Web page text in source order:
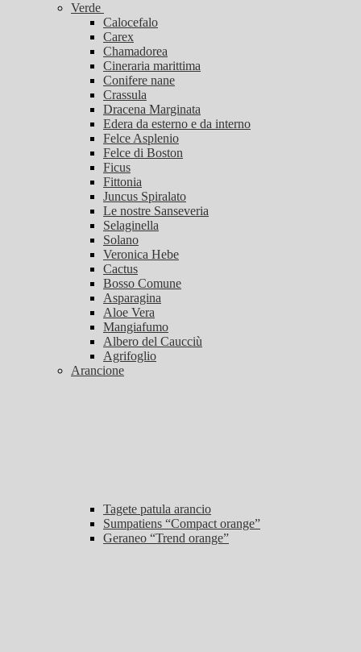
Verde
Calocefalo
Carex
Chamadorea
Cineraria marittima
Conifere nane
Crassula
Dracena Marginata
Edera da esterno e da interno
Felce Asplenio
Felce di Boston
Ficus
Fittonia
Juncus Spiralato
Le nostre Sanseveria
Selaginella
Solano
Veronica Hebe
Cactus
Bosso Comune
Asparagina
Aloe Vera
Mangiafumo
Albero del Caucciù
Agrifoglio
Arancione
Tagete patula arancio
Sumpatiens “Compact orange”
Geraneo “Trend orange”